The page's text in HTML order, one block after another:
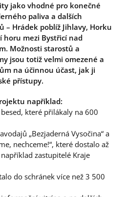
jako vhodné pro konečné
paliva a dalších
– Hrádek poblíž Jihlavy, Horku
horu mezi Bystřicí nad
Možnosti starostů a
jsou totiž velmi omezené a
na účinnou účast, jak ji
přístupy.
například:
které přilákaly na 600
„Bezjaderná Vysočina“ a
nechceme!“, které dostalo až
zastupitelé Kraje
do schránek více než 3 500